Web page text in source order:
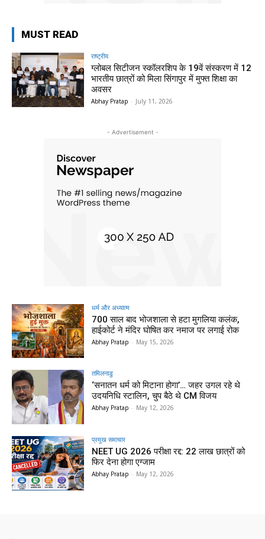
MUST READ
राष्ट्रीय
ग्लोबल सिटीजन स्कॉलरशिप के 19वें संस्करण में 12
भारतीय छात्रों को मिला सिंगापुर में मुफ्त शिक्षा का
अवसर
Abhay Pratap - July 11, 2026
- Advertisement -
धर्म और अध्यात्म
700 साल बाद भोजशाला से हटा मुगलिया कलंक,
हाईकोर्ट ने मंदिर घोषित कर नमाज पर लगाई रोक
Abhay Pratap - May 15, 2026
तमिलनाडु
‘सनातन धर्म को मिटाना होगा’… जहर उगल रहे थे
उदयनिधि स्टालिन, चुप बैठे थे CM विजय
Abhay Pratap - May 12, 2026
प्रमुख समाचार‎
NEET UG 2026 परीक्षा रद्द: 22 लाख छात्रों को
फिर देना होगा एग्जाम
Abhay Pratap - May 12, 2026